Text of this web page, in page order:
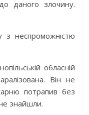
даного злочину.
з неспроможністю
обласній
Він не
потрапив без
знайшли.